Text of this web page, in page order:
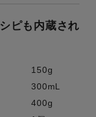
ピも内蔵され
150g
300mL
400g